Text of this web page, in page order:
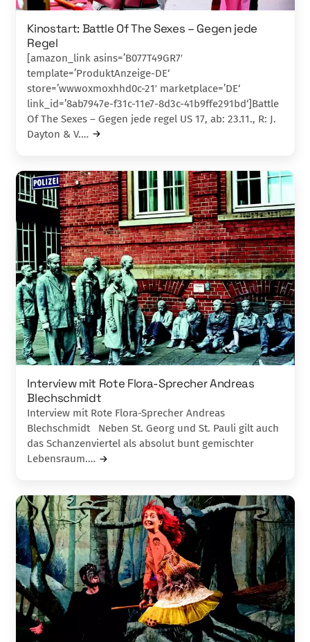
Kinostart: Battle Of The Sexes – Gegen jede
Regel
[amazon_link asins=’B077T49GR7′
template=’ProduktAnzeige-DE‘
store=’wwwoxmoxhhd0c-21′ marketplace=’DE‘
link_id=’8ab7947e-f31c-11e7-8d3c-41b9ffe291bd‘]Battle
Of The Sexes – Gegen jede regel US 17, ab: 23.11., R: J.
Dayton & V.…
Interview mit Rote Flora-Sprecher Andreas
Blechschmidt
Interview mit Rote Flora-Sprecher Andreas
Blechschmidt Neben St. Georg und St. Pauli gilt auch
das Schanzenviertel als absolut bunt gemischter
Lebensraum.…